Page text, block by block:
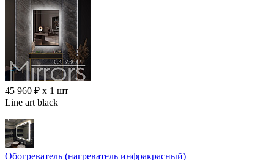
45 960 ₽ x 1 шт
Line art black
Обогреватель (нагреватель инфракрасный)